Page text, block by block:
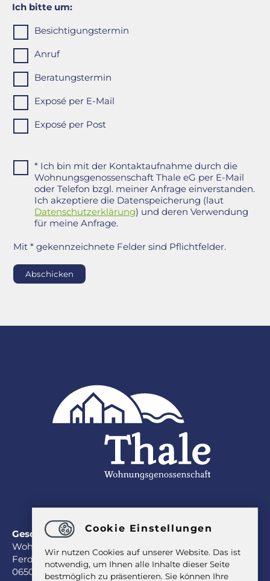
Ich bitte um:
Besichtigungstermin
Anruf
Beratungstermin
Exposé per E-Mail
Exposé per Post
* Ich bin mit der Kontaktaufnahme durch die
Wohnungsgenossenschaft Thale eG per E-Mail
oder Telefon bzgl. meiner Anfrage einverstanden.
Ich akzeptiere die Datenspeicherung (laut
Datenschutzerklärung) und deren Verwendung
für meine Anfrage.
Mit * gekennzeichnete Felder sind Pflichtfelder.
Geschäftsstelle
Wohnungsgenossenschaft Thale eG
Ferdinand-Freiligrath-Straße 53
06502 Thale
Cookie Einstellungen
Wir nutzen Cookies auf unserer Website. Das ist
notwendig, um Ihnen alle Inhalte dieser Seite
bestmöglich zu präsentieren. Sie können Ihre